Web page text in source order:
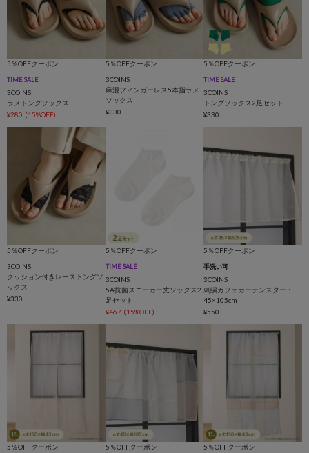
5％OFFクーポン
TIME SALE
3COINS
ラメトングソックス
¥280 (15%OFF)
5％OFFクーポン
3COINS
麻混フィンガーレス5本指ラメ
ソックス
¥330
5％OFFクーポン
TIME SALE
3COINS
トングソックス2足セット
¥330
5％OFFクーポン
3COINS
クッション付きレーストングソ
ックス
¥330
5％OFFクーポン
TIME SALE
3COINS
5A抗菌スニーカー丈ソックス2
足セット
¥467 (15%OFF)
5％OFFクーポン
手洗い可
3COINS
刺繍カフェカーテンスター：
45×105cm
¥550
5％OFFクーポン 5％OFFクーポン 5％OFFクーポン